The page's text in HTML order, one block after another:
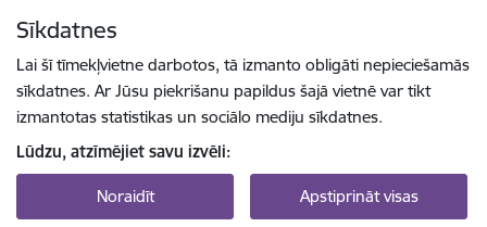
Sīkdatnes
Lai šī tīmekļvietne darbotos, tā izmanto obligāti nepieciešamās
sīkdatnes. Ar Jūsu piekrišanu papildus šajā vietnē var tikt
izmantotas statistikas un sociālo mediju sīkdatnes.
Lūdzu, atzīmējiet savu izvēli:
Noraidīt Apstiprināt visas